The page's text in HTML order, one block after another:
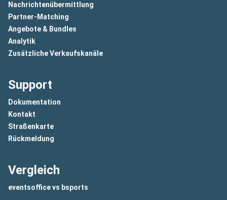
Nachrichtenübermittlung
Partner-Matching
Angebote & Bundles
Analytik
Zusätzliche Verkaufskanäle
Support
Dokumentation
Kontakt
Straßenkarte
Rückmeldung
Vergleich
eventsoffice vs bsports